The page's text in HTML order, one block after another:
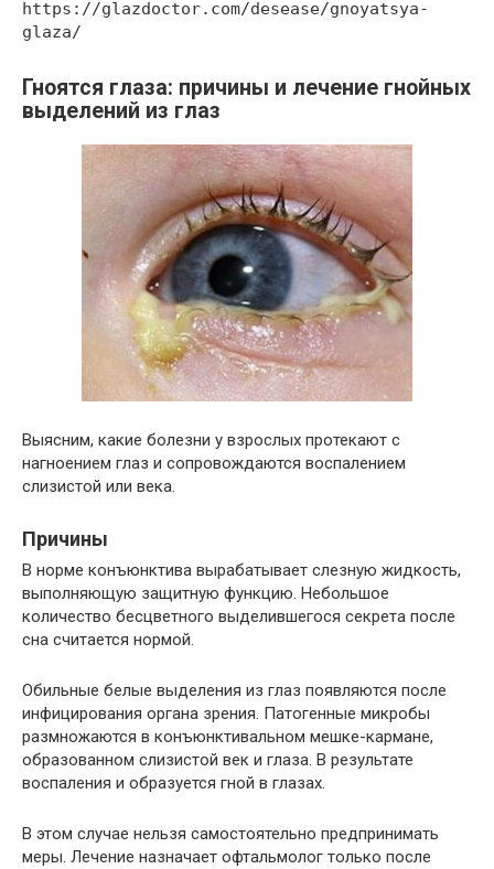
https://glazdoctor.com/desease/gnoyatsya-
glaza/
Гноятся глаза: причины и лечение гнойных
выделений из глаз
Выясним, какие болезни у взрослых протекают с
нагноением глаз и сопровождаются воспалением
слизистой или века.
Причины
В норме конъюнктива вырабатывает слезную жидкость,
выполняющую защитную функцию. Небольшое
количество бесцветного выделившегося секрета после
сна считается нормой.
Обильные белые выделения из глаз появляются после
инфицирования органа зрения. Патогенные микробы
размножаются в конъюнктивальном мешке-кармане,
образованном слизистой век и глаза. В результате
воспаления и образуется гной в глазах.
В этом случае нельзя самостоятельно предпринимать
меры. Лечение назначает офтальмолог только после